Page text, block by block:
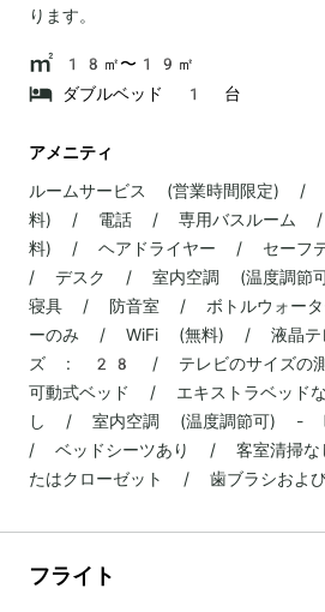
ります。
18㎡〜19㎡
ダブルベッド 1 台
アメニティ
ルームサービス (営業時間限
料) / 電話 / 専用バスルーム /
料) / ヘアドライヤー / セーフテ
/ デスク / 室内空調 (温度調
寝具 / 防音室 / ボトルウォー
ーのみ / WiFi (無料) / 液晶テ
ズ : 28 / テレビのサイズの
可動式ベッド / エキストラベッド
し / 室内空調 (温度調節可) -
/ ベッドシーツあり / 客室清掃
たはクローゼット / 歯ブラシおよび
フライト